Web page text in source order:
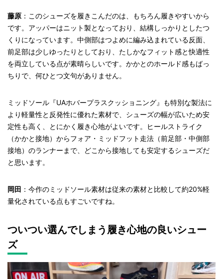
藤原 ：このシューズを履きこんだのは、もちろん履きやすいから
です。アッパーはニット製となっており、結構しっかりとしたつ
くりになっています。中側部はつよめに編み込まれている反面、
前足部は少しゆったりとしており、たしかなフィット感と快適性
を両立している点が素晴らしいです。かかとのホールド感もばっ
ちりで、何ひとつ文句がありません。
ミッドソール『UAホバープラスクッショニング』も特別な製法に
より軽量性と反発性に優れた素材で、シューズの幅が広いため安
定性も高く、とにかく履き心地がよいです。ヒールストライク
（かかと接地）からフォア・ミッドフット走法（前足部・中側部
接地）のランナーまで、どこから接地しても安定するシューズだ
と思います。
岡田 ：今作のミッドソール素材は従来の素材と比較して約20%軽
量化されている点もすごいですね。
ついつい選んでしまう履き心地の良いシュー
ズ